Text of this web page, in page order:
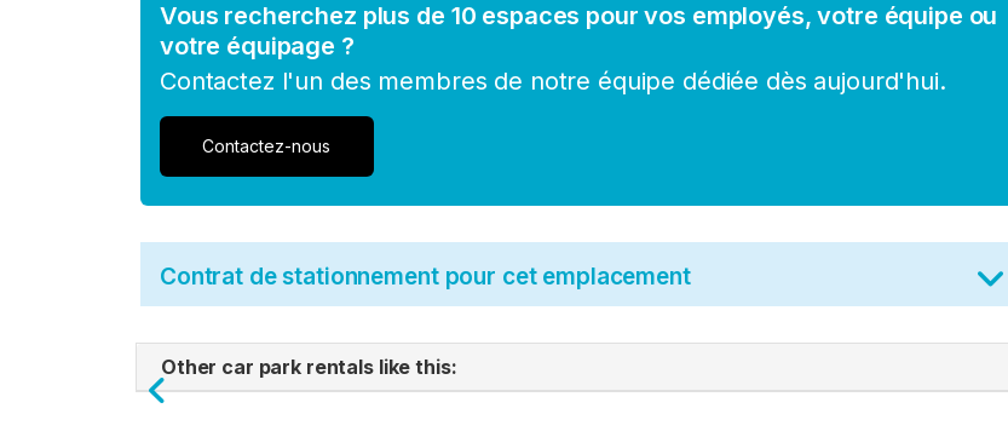
Vous recherchez plus de 10 espaces pour vos employés, votre équipe ou
votre équipage ?
Contactez l'un des membres de notre équipe dédiée dès aujourd'hui.
Contactez-nous
Contrat de stationnement pour cet emplacement
Other car park rentals like this:
Previous